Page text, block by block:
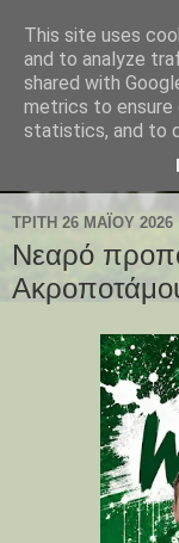
ΤΡΊΤΗ 26 ΜΑΪ́ΟΥ 2026
Νεαρό
This site uses
and to analyze
shared with
metrics to ensure
statistics, and to